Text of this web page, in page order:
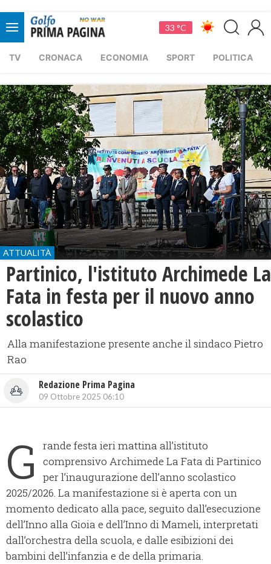
33 °C
TV CRONACA ECONOMIA SPORT POLITICA
ATTUALITÀ
Partinico, l'istituto Archimede La
Fata in festa per il nuovo anno
scolastico
Alla manifestazione presente anche il sindaco Pietro
Rao
Redazione Prima Pagina
09 Ottobre 2025 06:10
G
rande festa ieri mattina all’istituto
comprensivo Archimede La Fata di Partinico
per l’inaugurazione dell’anno scolastico
2025/2026. La manifestazione si è aperta con un
momento dedicato alla pace, seguito dall’esecuzione
dell’Inno alla Gioia e dell’Inno di Mameli, interpretati
dall’orchestra della scuola, e dalle esibizioni dei
bambini dell’infanzia e de della primaria.